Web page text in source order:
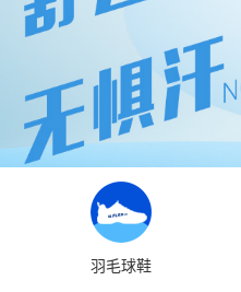
羽毛球鞋